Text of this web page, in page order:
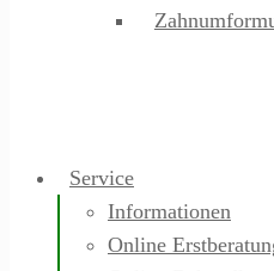
Service
Informationen
Online